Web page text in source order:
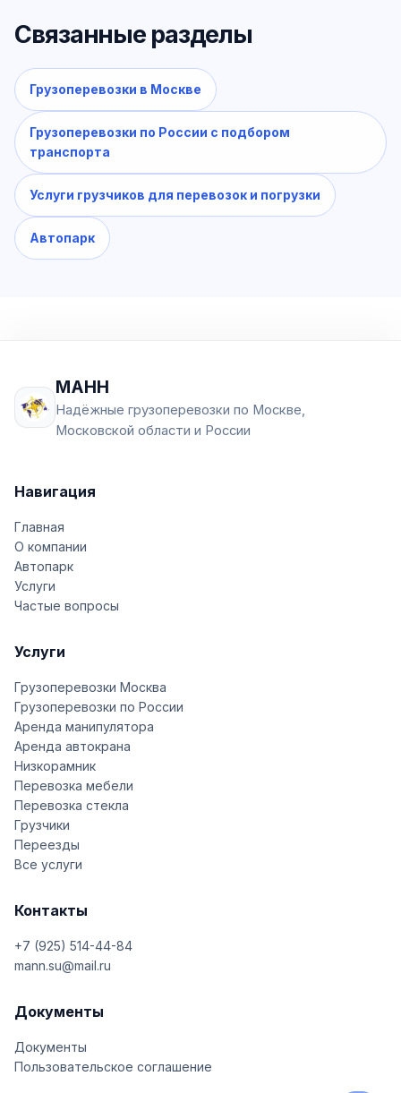
Связанные разделы
Грузоперевозки в Москве
Грузоперевозки по России с подбором
транспорта
Услуги грузчиков для перевозок и погрузки
Автопарк
МАНН
Надёжные грузоперевозки по Москве,
Московской области и России
Навигация
Главная
О компании
Автопарк
Услуги
Частые вопросы
Услуги
Грузоперевозки Москва
Грузоперевозки по России
Аренда манипулятора
Аренда автокрана
Низкорамник
Перевозка мебели
Перевозка стекла
Грузчики
Переезды
Все услуги
Контакты
+7 (925) 514-44-84
mann.su@mail.ru
Документы
Документы
Пользовательское соглашение